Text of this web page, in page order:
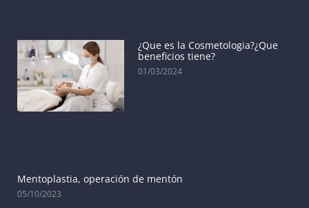
¿Que es la Cosmetologia?¿Que
beneficios tiene?
01/03/2024
Mentoplastia, operación de mentón
05/10/2023